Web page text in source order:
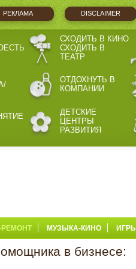
РЕКЛАМА DISCLAIMER
СХОДИТЬ В КИНО
СХОДИТЬ В
ТЕАТР
ОТДОХНУТЬ В
КОМПАНИИ
ДЕТСКИЕ
ЦЕНТРЫ
РАЗВИТИЯ
МУЗЫКА-КИНО ИГРЫ
в бизнесе: